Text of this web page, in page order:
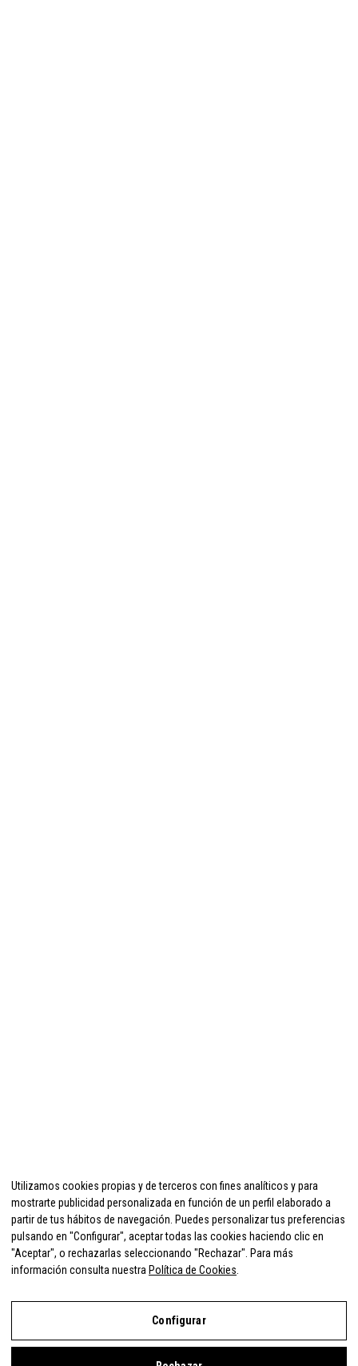
Utilizamos cookies propias y de terceros con fines analíticos y para
mostrarte publicidad personalizada en función de un perfil elaborado a
partir de tus hábitos de navegación. Puedes personalizar tus preferencias
pulsando en "Configurar", aceptar todas las cookies haciendo clic en
"Aceptar", o rechazarlas seleccionando "Rechazar". Para más
información consulta nuestra Política de Cookies
Configurar